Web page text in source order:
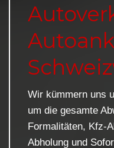
Wir kümmern uns
um die gesamte
Formalitäten, Kfz-
Abholung und